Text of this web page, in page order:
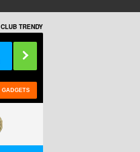
CLUB TRENDY
GADGETS